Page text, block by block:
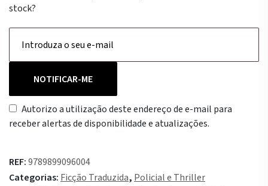
stock?
NOTIFICAR-ME
Autorizo a utilização deste endereço de e-mail para
receber alertas de disponibilidade e atualizações.
REF:9789899096004
Categorias: Ficção Traduzida, Policial e Thriller